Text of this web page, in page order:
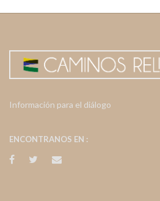
Información para el diálogo
ENCONTRANOS EN :